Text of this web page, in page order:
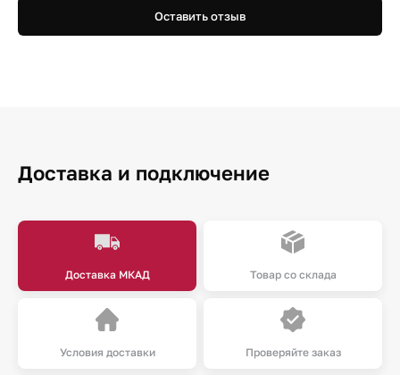
Оставить отзыв
Доставка и подключение
Доставка МКАД Товар со склада
Условия доставки Проверяйте заказ